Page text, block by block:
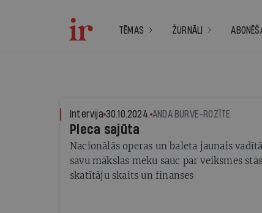
TĒMAS ŽURNĀLI
Intervija 30.10.2024. ANDA BURVE-ROZĪTE
Pleca sajūta
Nacionālās operas un baleta jaunais
savu mākslas meku sauc par veiksmes
skatītāju skaits un finanses